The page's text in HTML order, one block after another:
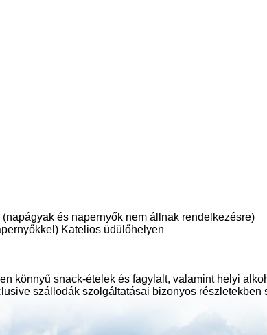
és napernyők nem állnak rendelkezésre)
Katelios üdülőhelyen
könnyű snack-ételek és fagylalt, valamint helyi
szállodák szolgáltatásai bizonyos részletekben